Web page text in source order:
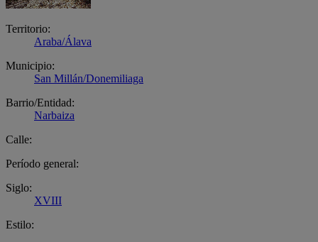
Territorio:
Araba/Álava
Municipio:
San Millán/Donemiliaga
Barrio/Entidad:
Narbaiza
Calle:
Período general:
Siglo:
XVIII
Estilo: